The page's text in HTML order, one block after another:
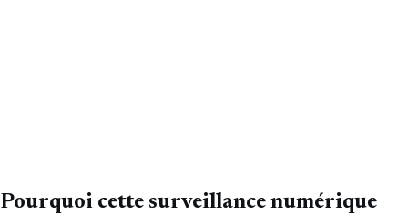
Pourquoi cette surveillance numérique